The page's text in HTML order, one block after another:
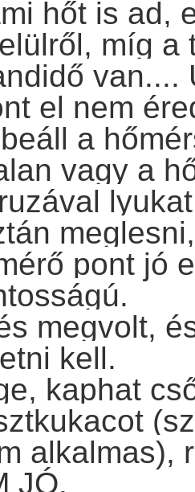
hőt is ad,
míg a
el nem
a
vagy a
pont jó
megvolt,
kell.
kaphat
alkalmas),
JÓ.